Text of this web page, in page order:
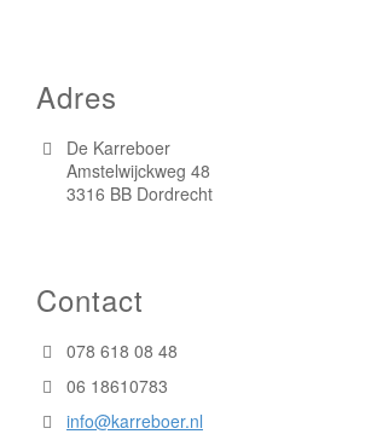
Adres
De Karreboer
Amstelwijckweg 48
3316 BB Dordrecht
Contact
078 618 08 48
06 18610783
info@karreboer.nl